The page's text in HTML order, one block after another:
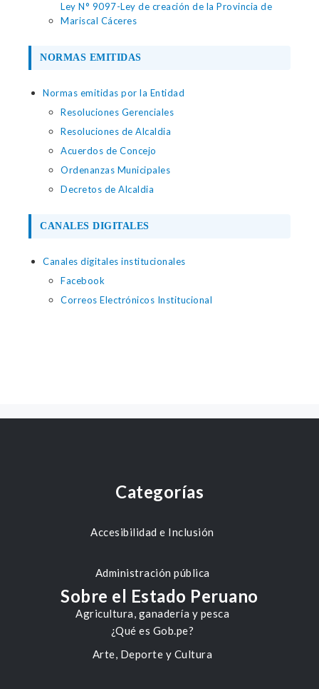
Ley N° 9097-Ley de creación de la Provincia de
Mariscal Cáceres
NORMAS EMITIDAS
Normas emitidas por la Entidad
Resoluciones Gerenciales
Resoluciones de Alcaldia
Acuerdos de Concejo
Ordenanzas Municipales
Decretos de Alcaldia
CANALES DIGITALES
Canales digitales institucionales
Facebook
Correos Electrónicos Institucional
Categorías
Accesibilidad e Inclusión
Administración pública
Agricultura, ganadería y pesca
Arte, Deporte y Cultura
Sobre el Estado Peruano
¿Qué es Gob.pe?